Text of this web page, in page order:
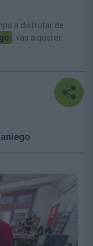
a disfrutar de
, vas a querer